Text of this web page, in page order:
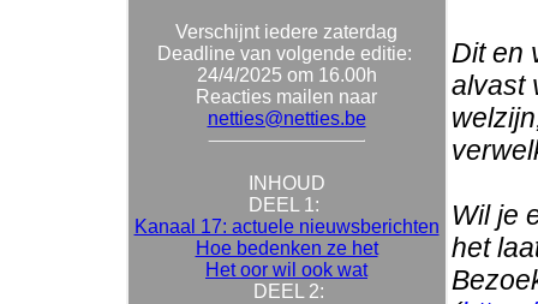
Verschijnt iedere zaterdag
Deadline van volgende editie:
24/4/2025 om 16.00h
Reacties mailen naar
netties@netties.be
INHOUD
DEEL 1:
Kanaal 17: actuele nieuwsberichten
Hoe bedenken ze het
Het oor wil ook wat
DEEL 2:
Dit en
alvast
Wil je
het